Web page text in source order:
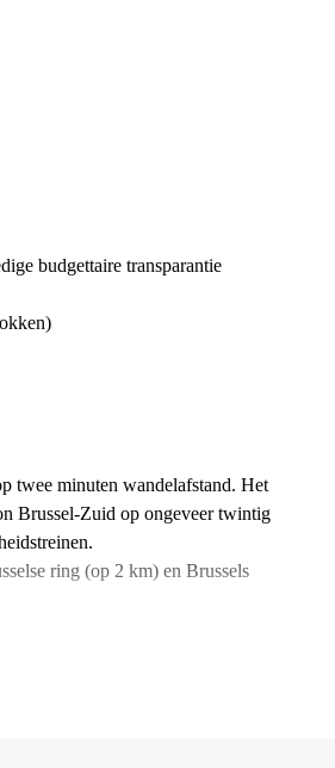
budgettaire transparantie
twee minuten wandelafstand. Het
Brussel-Zuid op ongeveer twintig
ring (op 2 km) en Brussels